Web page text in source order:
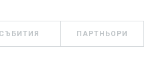
СЪБИТИЯ ПАРТНЬОРИ